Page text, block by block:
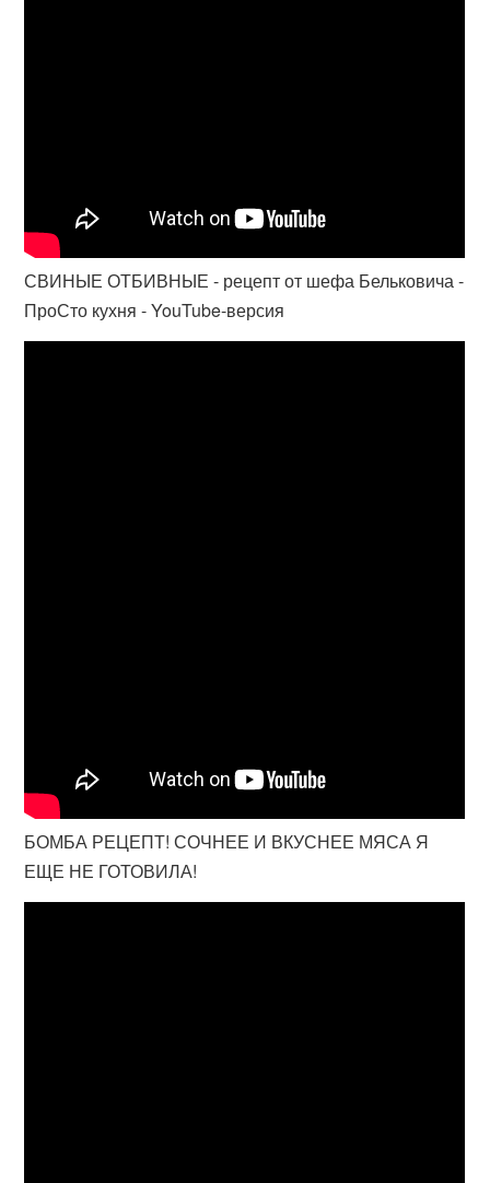
СВИНЫЕ ОТБИВНЫЕ - рецепт от шефа Бельковича -
ПроСто кухня - YouTube-версия
БОМБА РЕЦЕПТ! СОЧНЕЕ И ВКУСНЕЕ МЯСА Я
ЕЩЕ НЕ ГОТОВИЛА!